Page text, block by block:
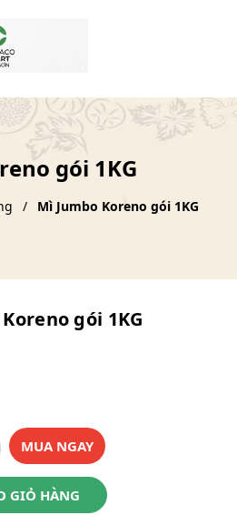
gói 1KG
Mì Jumbo Koreno gói 1KG
gói 1KG
MUA NGAY
GIỎ HÀNG